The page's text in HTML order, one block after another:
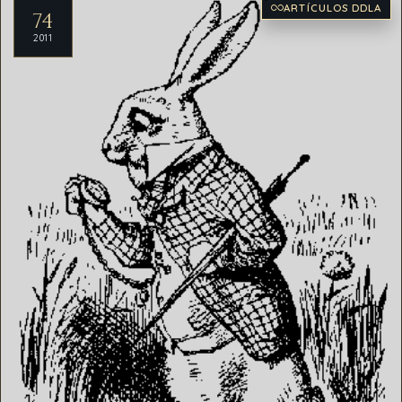
74
2011
ARTÍCULOS DDLA